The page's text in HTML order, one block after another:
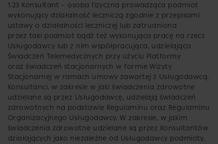
1.23 Konsultant – osoba fizyczna prowadząca podmiot
wykonujący działalność leczniczą zgodnie z przepisami
ustawy o działalności leczniczej lub zatrudniona
przez taki podmiot bądź też wykonująca pracę na rzecz
Usługodawcy lub z nim współpracująca, udzielająca
Świadczeń Telemedycznych przy użyciu Platformy
oraz świadczeń stacjonarnych w formie Wizyty
Stacjonarnej w ramach umowy zawartej z Usługodawcą.
Konsultanci, w zakresie w jaki świadczenia zdrowotne
udzielane są przez Usługodawcę, udzielają świadczeń
zdrowotnych na podstawie Regulaminu oraz Regulaminu
Organizacyjnego Usługodawcy. W zakresie, w jakim
świadczenia zdrowotne udzielane są przez Konsultantów
działających jako niezależne od Usługodawcy podmioty,